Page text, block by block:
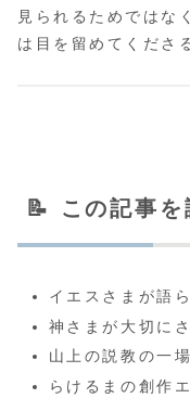
見られるためではな
は目を留めてくださ
📝 この記事を
イエスさまが語
神さまが大切に
山上の説教の一
らけるまの創作